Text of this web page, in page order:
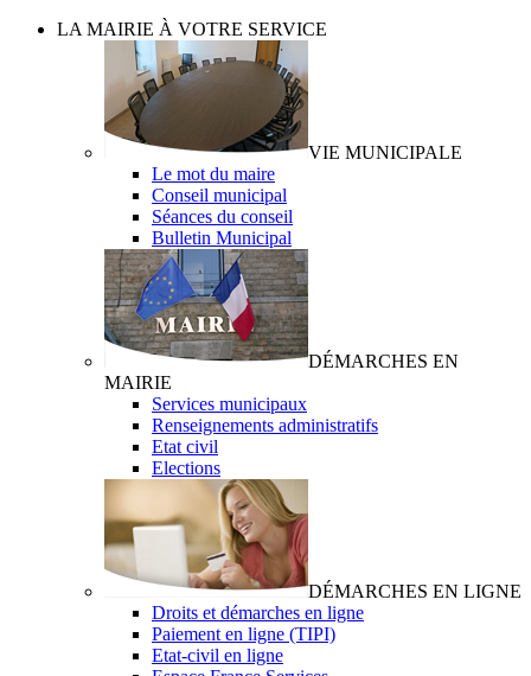
LA MAIRIE À VOTRE SERVICE
VIE MUNICIPALE
Le mot du maire
Conseil municipal
Séances du conseil
Bulletin Municipal
DÉMARCHES EN
MAIRIE
Services municipaux
Renseignements administratifs
Etat civil
Elections
DÉMARCHES EN LIGNE
Droits et démarches en ligne
Paiement en ligne (TIPI)
Etat-civil en ligne